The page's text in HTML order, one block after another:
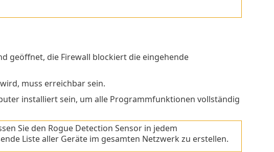
geöffnet, die Firewall blockiert die eingehende
muss erreichbar sein.
installiert sein, um alle Programmfunktionen vollständig
Sie den Rogue Detection Sensor in jedem
Liste aller Geräte im gesamten Netzwerk zu erstellen.